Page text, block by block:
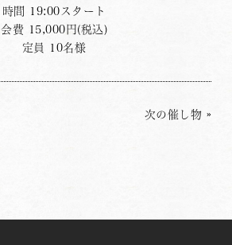
時間 19:00スタート
会費 15,000円(税込)
定員 10名様
次の催し物 »